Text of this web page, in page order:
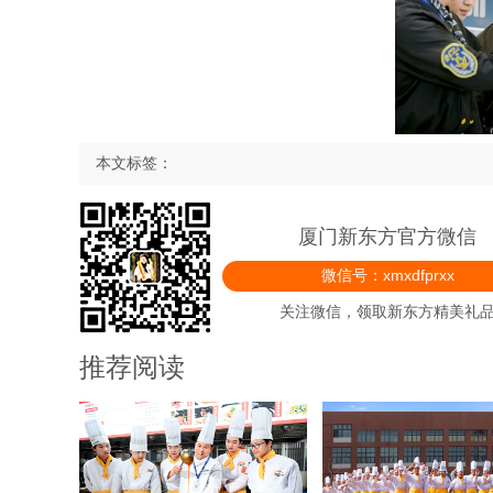
本文标签：
厦门新东方官方微信
微信号：xmxdfprxx
关注微信，领取新东方精美礼
推荐阅读